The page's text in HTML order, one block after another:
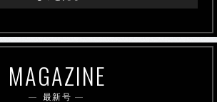
MAGAZINE
最新号